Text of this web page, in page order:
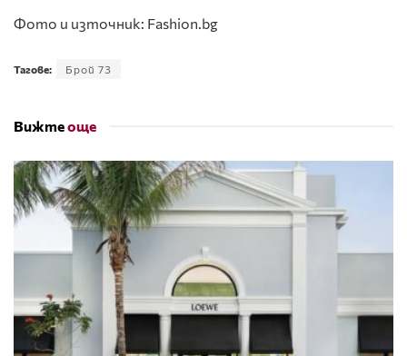
Фото и източник: Fashion.bg
Тагове: Брой 73
Вижтеоще